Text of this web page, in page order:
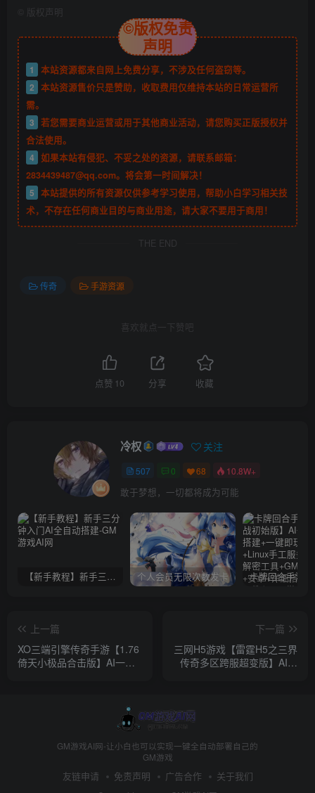
版权声明
©版权免责
声明
1
本站资源都来自网上免费分享，不涉及任何盗窃等。
2 本站资源售价只是赞助，收取费用仅维持本站的日常运营所
需。
3 若您需要商业运营或用于其他商业活动，请您购买正版授权并
合法使用。
4 如果本站有侵犯、不妥之处的资源，请联系邮箱：
2834439487@qq.com。将会第一时间解决！
5 本站提供的所有资源仅供参考学习使用，帮助小白学习相关技
术，不存在任何商业目的与商业用途，请大家不要用于商用！
THE END
传奇 手游资源
喜欢就点一下赞吧
点赞 10 分享 收藏
冷权 关注
507 0 68 10.8W+
敢于梦想，一切都将成为可能
【新手教程】新手三分钟入门AI全自动搭建 个人会员无限次数发卡
上一篇
XO三端引擎传奇手游【1.76
倚天小极品合击版】AI一键
下一篇
三网H5游戏【雷霆H5之三界
传奇多区跨服超变版】AI一
GM游戏AI网-让小白也可以实现一键全自动部署自己的
GM游戏
友链申请 免责声明 广告合作 关于我们